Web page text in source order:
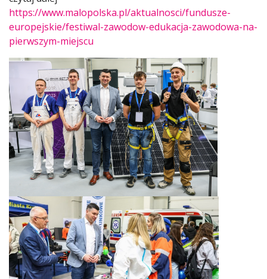
https://www.malopolska.pl/aktualnosci/fundusze-
europejskie/festiwal-zawodow-edukacja-zawodowa-na-
pierwszym-miejscu